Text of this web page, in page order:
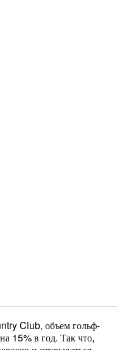
Club, объем гольф-
15% в год. Так что,